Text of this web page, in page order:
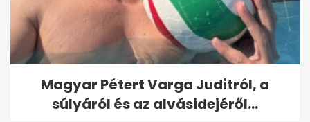
Magyar Pétert Varga Juditról, a
súlyáról és az alvásidejéről...